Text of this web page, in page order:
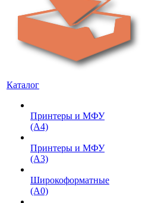
Каталог
Принтеры и МФУ
(А4)
Принтеры и МФУ
(А3)
Широкоформатные
(А0)